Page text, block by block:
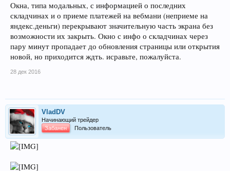
Окна, типа модальных, с информацией о последних
складчинах и о приеме платежей на вебмани (неприеме на
яндекс.деньги) перекрывают значительную часть экрана без
возможности их закрыть. Окно с инфо о складчинах через
пару минут пропадает до обновления страницы или открытия
новой, но приходится ждть. исравьте, пожалуйста.
28 дек 2016
VladDV
Начинающий трейдер
Забанен
Пользователь